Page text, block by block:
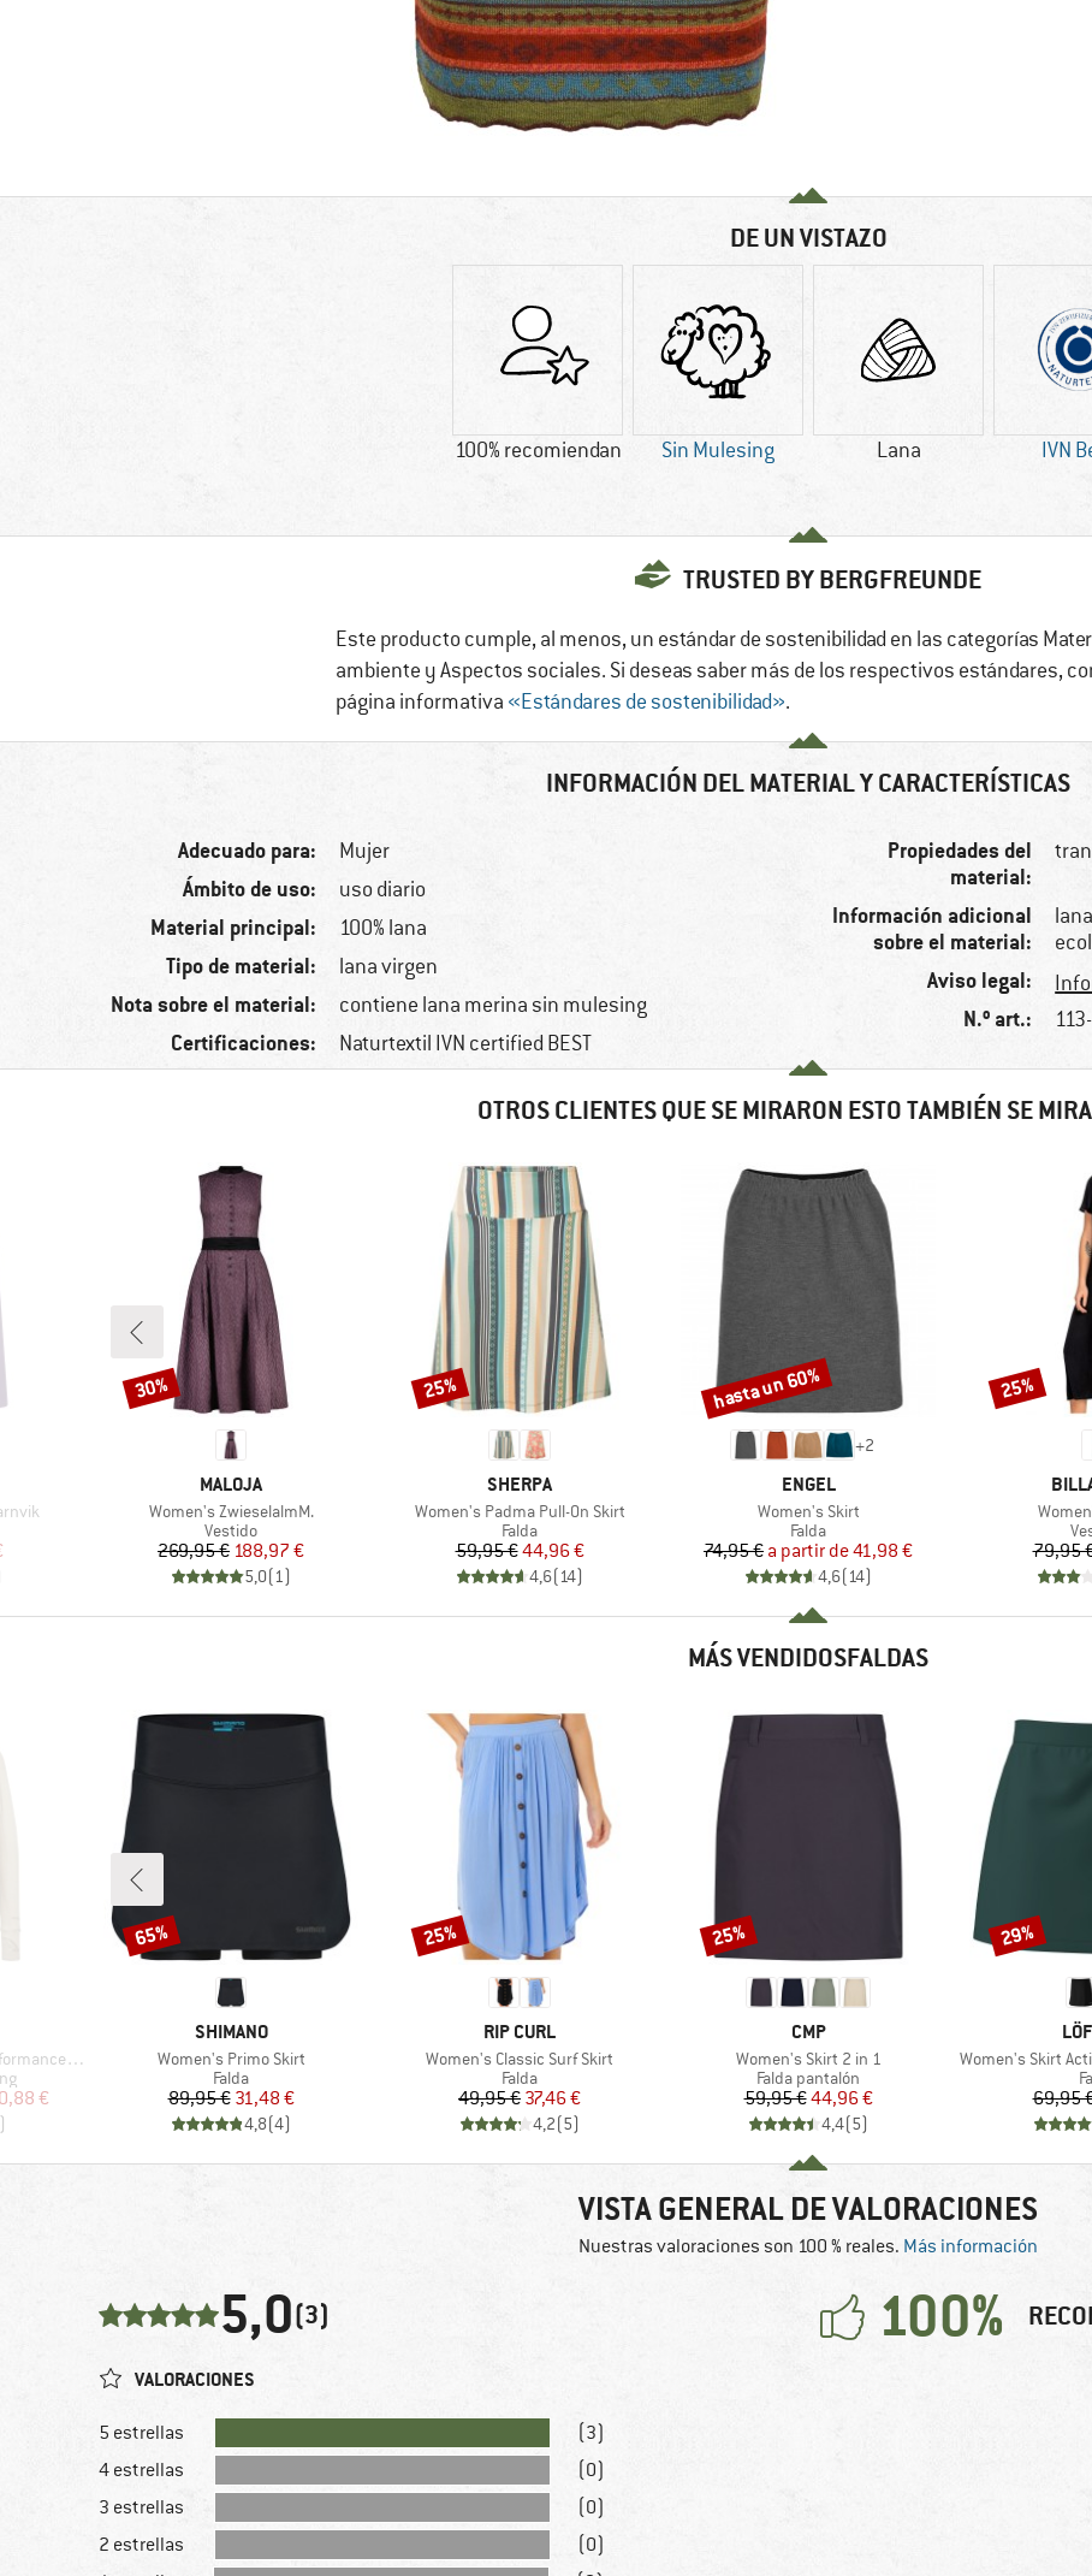
DE UN VISTAZO
100% recomiendan Sin Mulesing Lana IVN
TRUSTED BY BERGFREUNDE
Este producto cumple, al menos, un estándar de sostenibilidad en las categorías
ambiente y Aspectos sociales. Si deseas saber más de los respectivos estándares,
página informativa «Estándares de sostenibilidad».
INFORMACIÓN DEL MATERIAL Y CARACTERÍSTICAS
Adecuado para: Mujer
Ámbito de uso: uso diario
Material principal: 100% lana
Tipo de material: lana virgen
Nota sobre el material: contiene lana merina sin mulesing
Certificaciones: Naturtextil IVN certified BEST
Propiedades del
material:
Información adicional
sobre el material:
Aviso legal:
N.º art.:
OTROS CLIENTES QUE SE MIRARON ESTO TAMBIÉN SE
MARCA
MALOJA
Artículo
Women's ZwieselalmM.
Product group
Vestido
Precio
269,95 €Precio reducido
188,97 €
5,0(1)
Descuento
30%
MARCA
SHERPA
Artículo
Women's Padma Pull-On Skirt
Product group
Falda
Precio
59,95 €Precio reducido
44,96 €
4,6(14)
Descuento
25%
+2
MARCA
ENGEL
Artículo
Women's Skirt
Product group
Falda
Precio
74,95 € Precio reducido
a partir de41,98 €
4,6(14)
Descuento
hasta un 60%
Artículo
79,95
Descuento
25%
MÁS VENDIDOSFALDAS
S with Zip
€
MARCA
SHIMANO
Artículo
Women's Primo Skirt
Product group
Falda
Precio
89,95 €Precio reducido
31,48 €
4,8(4)
Descuento
65%
MARCA
RIP CURL
Artículo
Women's Classic Surf Skirt
Product group
Falda
Precio
49,95 €Precio reducido
37,46 €
4,2(5)
Descuento
25%
MARCA
CMP
Artículo
Women's Skirt 2 in 1
Product group
Falda pantalón
Precio
59,95 €Precio reducido
44,96 €
4,4(5)
Descuento
25%
Artículo
Women's Skirt
69,95
Descuento
29%
VISTA GENERAL DE VALORACIONES
Nuestras valoraciones son 100 % reales. Más información
5,0(3) 100%
VALORACIONES
5 estrellas
(3)
4 estrellas
(0)
3 estrellas
(0)
2 estrellas
(0)